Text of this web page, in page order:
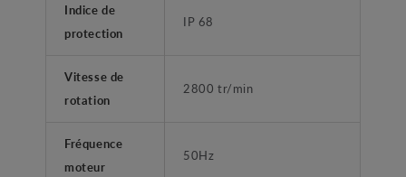
Indice de
protection
IP 68
Vitesse de
rotation
2800 tr/min
Fréquence
moteur
50Hz